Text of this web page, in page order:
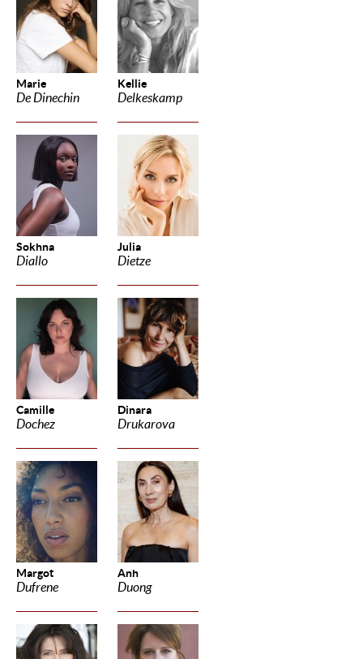
Marie
De Dinechin
Kellie
Delkeskamp
Sokhna
Diallo
Julia
Dietze
Camille
Dochez
Dinara
Drukarova
Margot
Dufrene
Anh
Duong